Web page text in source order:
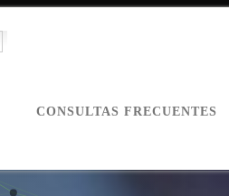
CONSULTAS FRECUENTES